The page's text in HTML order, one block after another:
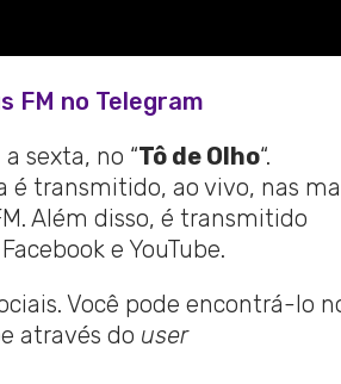
FM no Telegram
a sexta, no “Tô de Olho“.
é transmitido, ao vivo, nas
Além disso, é transmitido
e YouTube.
Você pode encontrá-lo
através do user